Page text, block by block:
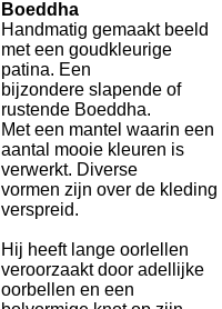
Boeddha
Handmatig gemaakt beeld
met een goudkleurige
patina. Een
bijzondere slapende of
rustende Boeddha.
Met een mantel waarin een
aantal mooie kleuren is
verwerkt. Diverse
vormen zijn over de kleding
verspreid.
Hij heeft lange oorlellen
veroorzaakt door adellijke
oorbellen en een